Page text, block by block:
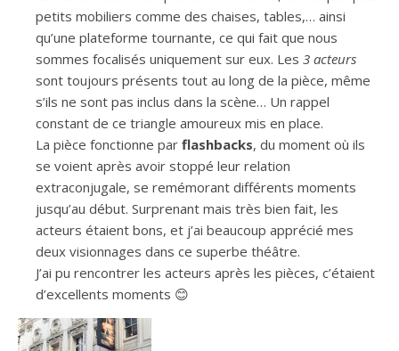
petits mobiliers comme des chaises, tables,… ainsi
qu’une plateforme tournante, ce qui fait que nous
sommes focalisés uniquement sur eux. Les 3 acteurs
sont toujours présents tout au long de la pièce, même
s’ils ne sont pas inclus dans la scène… Un rappel
constant de ce triangle amoureux mis en place.
La pièce fonctionne par flashbacks, du moment où ils
se voient après avoir stoppé leur relation
extraconjugale, se remémorant différents moments
jusqu’au début. Surprenant mais très bien fait, les
acteurs étaient bons, et j’ai beaucoup apprécié mes
deux visionnages dans ce superbe théâtre.
J’ai pu rencontrer les acteurs après les pièces, c’étaient
d’excellents moments 😊